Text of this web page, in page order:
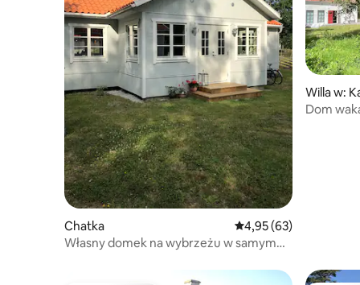
Chatka Średnia ocena: 4,95 na
4,95 (63)
Własny domek na wybrzeżu w samym
Willa w:
Dom